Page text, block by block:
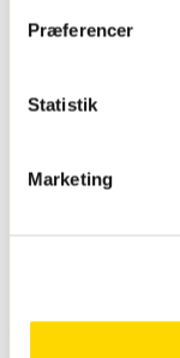
Præferencer
Statistik
Marketing